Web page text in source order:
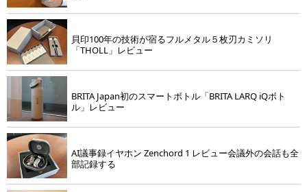
貝印100年の技術が宿るフルメタル５枚刃カミソリ
「THOLL」レビュー
BRITA Japan初のスマートボトル「BRITA LARQ iQボト
ル」レビュー
AI議事録イヤホン Zenchord 1 レビュー会議外の会話も全
部記録する